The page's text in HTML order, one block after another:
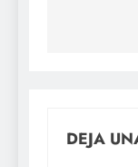
DEJA